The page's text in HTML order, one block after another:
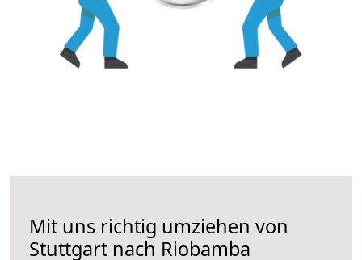
Mit uns richtig umziehen von
Stuttgart nach Riobamba